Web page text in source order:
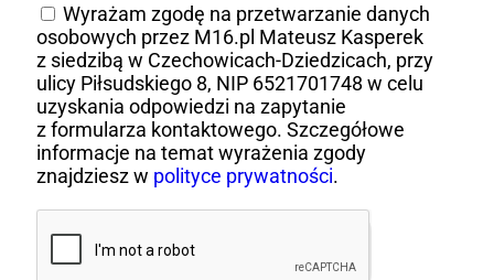
Wyrażam zgodę na przetwarzanie danych
osobowych przez M16.pl Mateusz Kasperek
z siedzibą w Czechowicach-Dziedzicach, przy
ulicy Piłsudskiego 8, NIP 6521701748 w celu
uzyskania odpowiedzi na zapytanie
z formularza kontaktowego. Szczegółowe
informacje na temat wyrażenia zgody
znajdziesz w polityce prywatności.